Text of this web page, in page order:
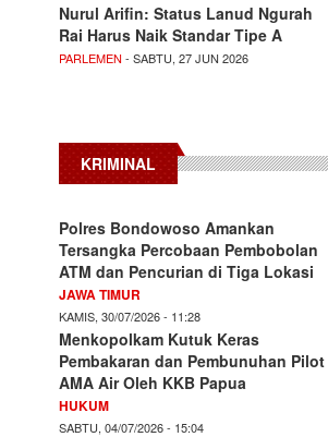
Nurul Arifin: Status Lanud Ngurah
Rai Harus Naik Standar Tipe A
PARLEMEN - SABTU, 27 JUN 2026
KRIMINAL
Polres Bondowoso Amankan
Tersangka Percobaan Pembobolan
ATM dan Pencurian di Tiga Lokasi
JAWA TIMUR
KAMIS, 30/07/2026 - 11:28
Menkopolkam Kutuk Keras
Pembakaran dan Pembunuhan Pilot
AMA Air Oleh KKB Papua
HUKUM
SABTU, 04/07/2026 - 15:04